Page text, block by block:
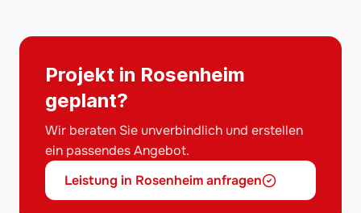
Projekt in Rosenheim
geplant?
Wir beraten Sie unverbindlich und erstellen
ein passendes Angebot.
Leistung in Rosenheim anfragen